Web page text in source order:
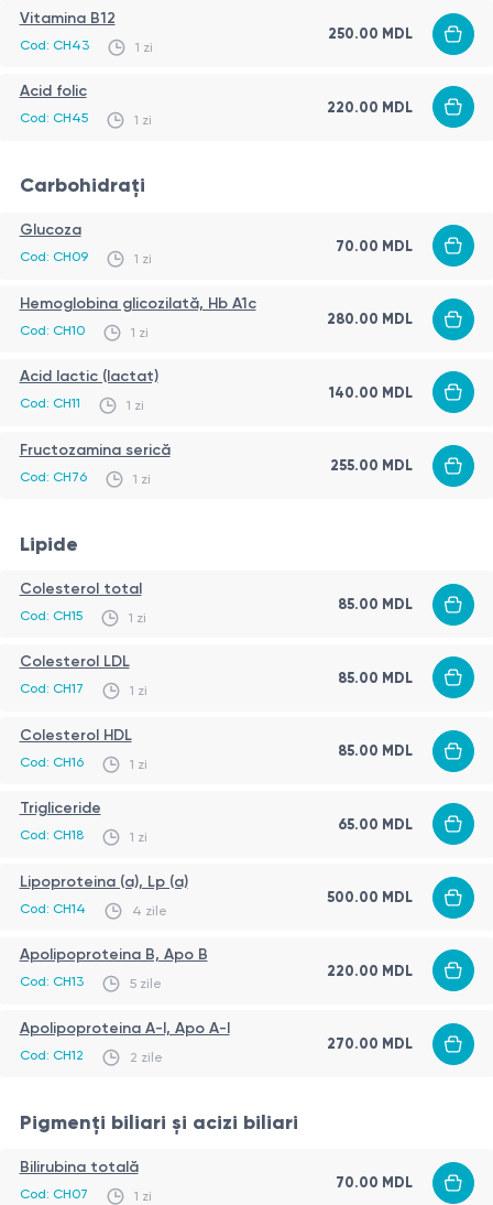
Vitamina B12
Cod: CH43 1 zi
250.00 MDL
Acid folic
Cod: CH45 1 zi
220.00 MDL
Carbohidrați
Glucoza
Cod: CH09 1 zi
70.00 MDL
Hemoglobina glicozilată, Hb A1c
Cod: CH10 1 zi
280.00 MDL
Acid lactic (lactat)
Cod: CH11 1 zi
140.00 MDL
Fructozamina serică
Cod: CH76 1 zi
255.00 MDL
Lipide
Colesterol total
Cod: CH15 1 zi
85.00 MDL
Colesterol LDL
Cod: CH17 1 zi
85.00 MDL
Colesterol HDL
Cod: CH16 1 zi
85.00 MDL
Trigliceride
Cod: CH18 1 zi
65.00 MDL
Lipoproteina (a), Lp (a)
Cod: CH14 4 zile
500.00 MDL
Apolipoproteina В, Apo B
Cod: CH13 5 zile
220.00 MDL
Apolipoproteina А-I, Apo A-I
Cod: CH12 2 zile
270.00 MDL
Pigmenți biliari și acizi biliari
Bilirubina totală
Cod: CH07 1 zi
70.00 MDL